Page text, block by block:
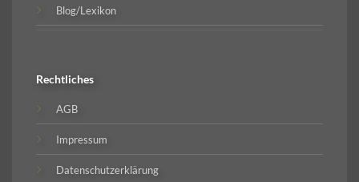
Blog/Lexikon
Rechtliches
AGB
Impressum
Datenschutzerklärung